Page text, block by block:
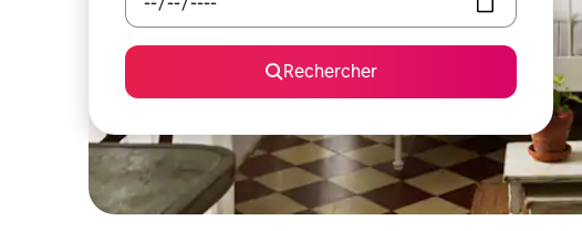
Rechercher